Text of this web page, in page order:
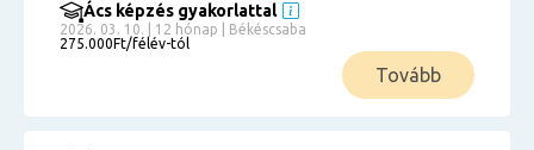
Ács képzés gyakorlattal
2026. 03. 10. | 12 hónap | Békéscsaba
275.000Ft/félév-tól
Tovább